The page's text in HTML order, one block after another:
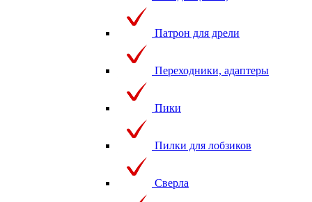
Патрон для дрели
Переходники, адаптеры
Пики
Пилки для лобзиков
Сверла